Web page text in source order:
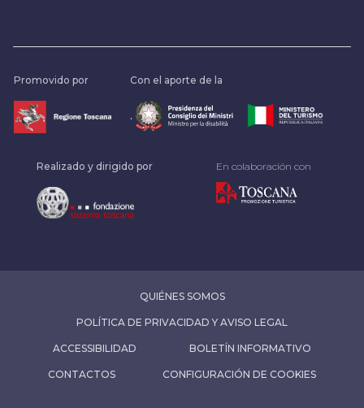
Promovido por Con el aporte de la
.
Realizado y dirigido por En colaboración con
QUIÉNES SOMOS
POLÍTICA DE PRIVACIDAD Y AVISO LEGAL
ACCESSIBILIDAD BOLETÍN INFORMATIVO
CONTACTOS CONFIGURACIÓN DE COOKIES